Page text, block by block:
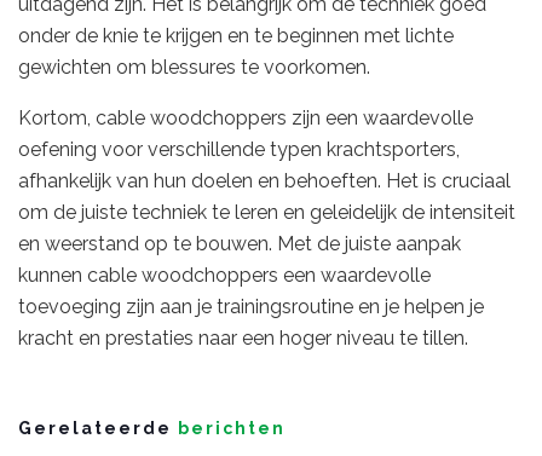
onder de knie te krijgen en te beginnen met lichte
gewichten om blessures te voorkomen.
Kortom, cable woodchoppers zijn een waardevolle
oefening voor verschillende typen krachtsporters,
afhankelijk van hun doelen en behoeften. Het is cruciaal
om de juiste techniek te leren en geleidelijk de intensiteit
en weerstand op te bouwen. Met de juiste aanpak
kunnen cable woodchoppers een waardevolle
toevoeging zijn aan je trainingsroutine en je helpen je
kracht en prestaties naar een hoger niveau te tillen.
Gerelateerde berichten